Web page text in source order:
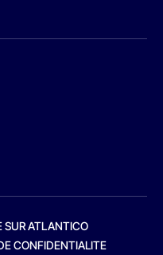
SUR ATLANTICO
CONFIDENTIALITE